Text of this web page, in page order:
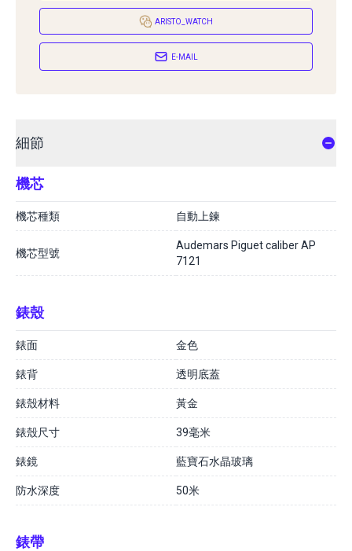
ARISTO_WATCH
E-MAIL
細節
機芯
機芯種類 自動上鍊
機芯型號
Audemars Piguet caliber AP
7121
錶殼
錶面 金色
錶背 透明底蓋
錶殼材料 黃金
錶殼尺寸 39毫米
錶鏡 藍寶石水晶玻璃
防水深度 50米
錶帶